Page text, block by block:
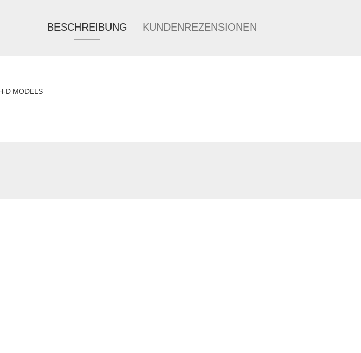
BESCHREIBUNG KUNDENREZENSIONEN
D MODELS